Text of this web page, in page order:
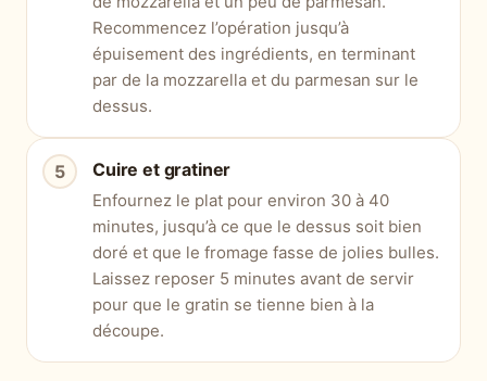
Recommencez l’opération jusqu’à
épuisement des ingrédients, en terminant
par de la mozzarella et du parmesan sur le
dessus.
Cuire et gratiner
Enfournez le plat pour environ 30 à 40
minutes, jusqu’à ce que le dessus soit bien
doré et que le fromage fasse de jolies bulles.
Laissez reposer 5 minutes avant de servir
pour que le gratin se tienne bien à la
découpe.